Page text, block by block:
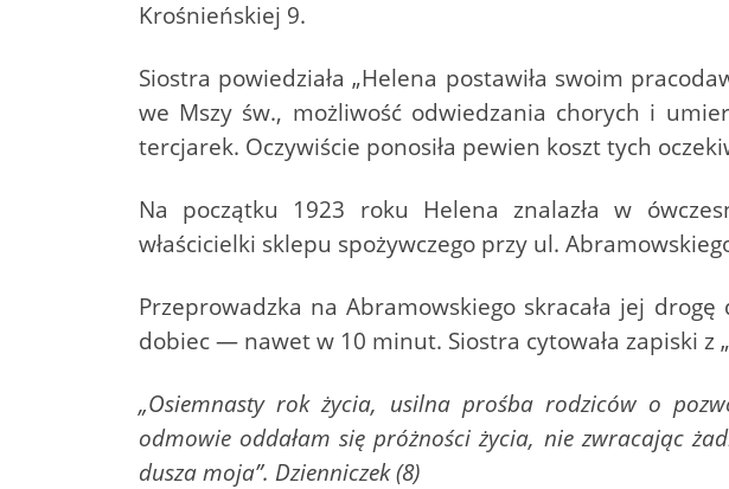
Krośnieńskiej 9.
Siostra powiedziała „Helena postawiła swoim
we Mszy św., możliwość odwiedzania chorych i
tercjarek. Oczywiście ponosiła pewien koszt tych
Na początku 1923 roku Helena znalazła w
właścicielki sklepu spożywczego przy ul.
Przeprowadzka na Abramowskiego skracała jej
dobiec — nawet w 10 minut. Siostra cytowała zapiski z
„Osiemnasty rok życia, usilna prośba rodziców o
odmowie oddałam się próżności życia, nie zwracając
dusza moja”. Dzienniczek (8)